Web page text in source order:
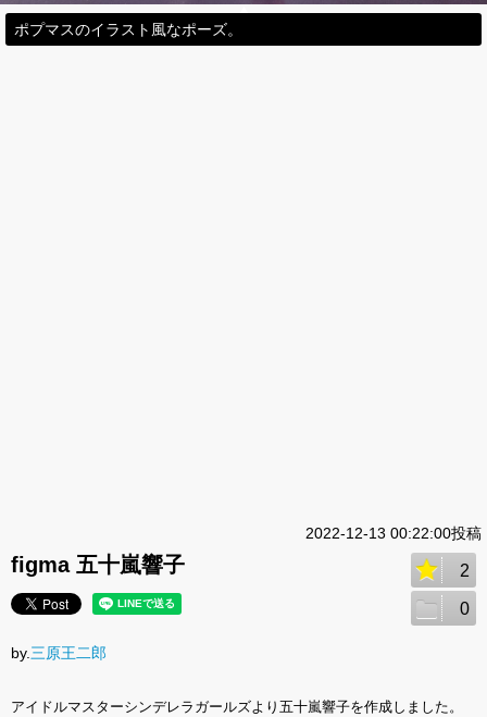
ポプマスのイラスト風なポーズ。
2022-12-13 00:22:00投稿
figma 五十嵐響子 2
0
by. 三原王二郎
アイドルマスターシンデレラガールズより五十嵐響子を作成しました。